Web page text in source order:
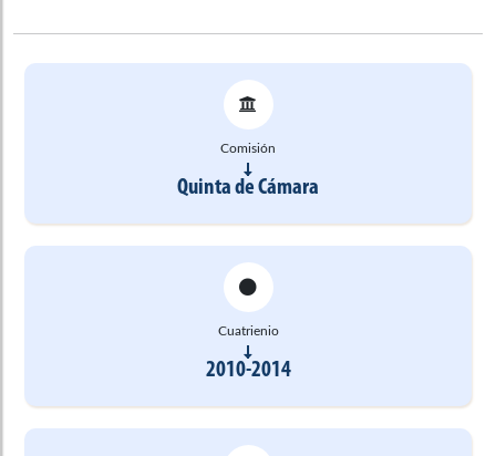
Comisión
Quinta de Cámara
Cuatrienio
2010-2014